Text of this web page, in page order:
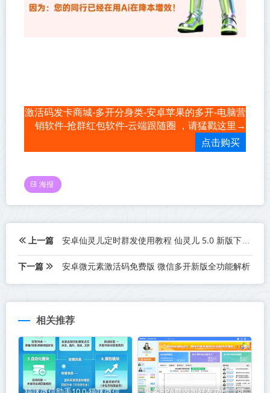
激活码发卡商城-多开分身类-安卓苹果的多开-电脑营
销软件-抢群红包软件-云端跟随圈 ，请猛戳这里→
点击购买
海报
上一篇 安卓仙灵儿定时群发使用教程 仙灵儿 5.0 新版下载
下一篇 安卓微元素激活码免费版 微信多开新版全功能解析
相关推荐